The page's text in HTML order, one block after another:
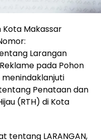
Makassar
Larangan
pada Pohon
Penataan dan
(RTH) di Kota
tentang LARANGAN,